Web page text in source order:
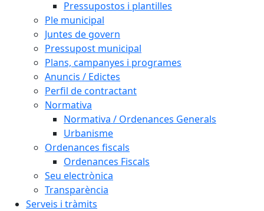
Pressupostos i plantilles
Ple municipal
Juntes de govern
Pressupost municipal
Plans, campanyes i programes
Anuncis / Edictes
Perfil de contractant
Normativa
Normativa / Ordenances Generals
Urbanisme
Ordenances fiscals
Ordenances Fiscals
Seu electrònica
Transparència
Serveis i tràmits